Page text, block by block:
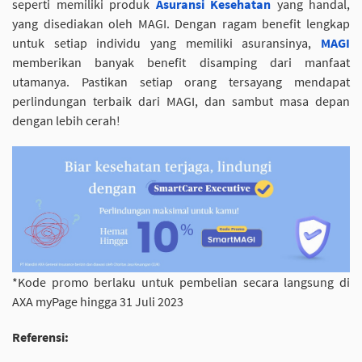
seperti memiliki produk Asuransi Kesehatan yang handal,
yang disediakan oleh MAGI. Dengan ragam benefit lengkap
untuk setiap individu yang memiliki asuransinya, MAGI
memberikan banyak benefit disamping dari manfaat
utamanya. Pastikan setiap orang tersayang mendapat
perlindungan terbaik dari MAGI, dan sambut masa depan
dengan lebih cerah!
*Kode promo berlaku untuk pembelian secara langsung di
AXA myPage hingga 31 Juli 2023
Referensi: